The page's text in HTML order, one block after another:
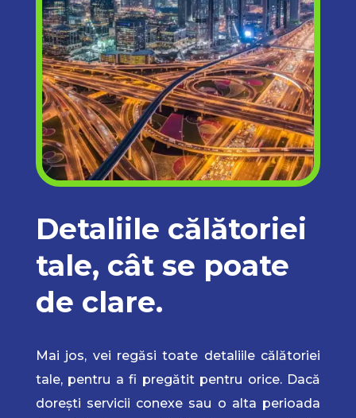
Detaliile călătoriei
tale, cât se poate
de clare.
Mai jos, vei regăsi toate detaliile călătoriei
tale, pentru a fi pregătit pentru orice. Dacă
dorești servicii conexe sau o alta perioada